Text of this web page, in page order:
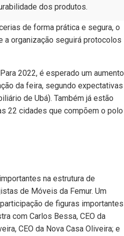
dos produtos.
de forma prática e segura, o
a organização seguirá protocolos
2022, é esperado um aumento
da feira, segundo expectativas
de Ubá). Também já estão
22 cidades que compõem o polo
na estrutura de
de Móveis da Femur. Um
de figuras importantes
com Carlos Bessa, CEO da
CEO da Nova Casa Oliveira; e